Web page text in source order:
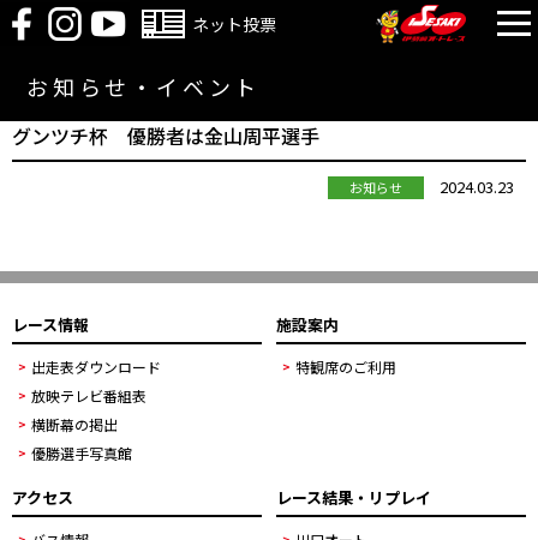
ネット投票
お知らせ・イベント
グンツチ杯 優勝者は金山周平選手
お知らせ 2024.03.23
レース情報
出走表ダウンロード
放映テレビ番組表
横断幕の掲出
優勝選手写真館
施設案内
特観席のご利用
アクセス レース結果・リプレイ